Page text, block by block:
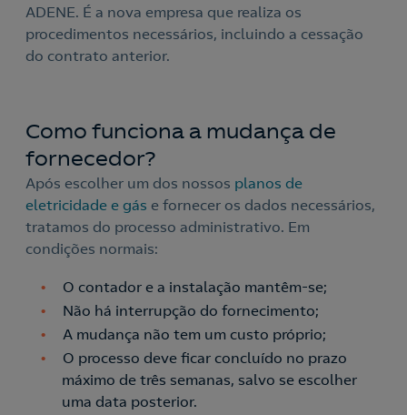
ADENE. É a nova empresa que realiza os
procedimentos necessários, incluindo a cessação
do contrato anterior.
Como funciona a mudança de
fornecedor?
Após escolher um dos nossos planos de
eletricidade e gás e fornecer os dados necessários,
tratamos do processo administrativo. Em
condições normais:
O contador e a instalação mantêm-se;
Não há interrupção do fornecimento;
A mudança não tem um custo próprio;
O processo deve ficar concluído no prazo
máximo de três semanas, salvo se escolher
uma data posterior.